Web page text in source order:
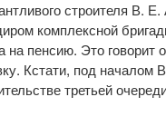
строителя В.
комплексной
на пенсию. Это
Кстати, под
третьей